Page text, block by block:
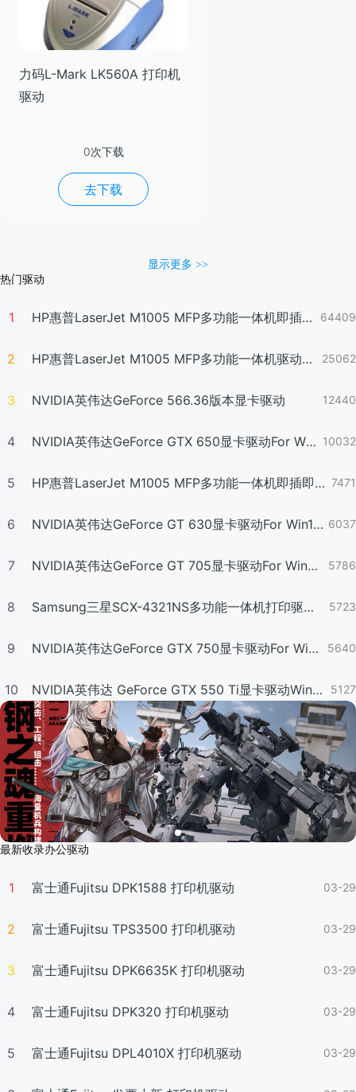
力码L-Mark LK560A 打印机
驱动
0次下载
去下载
显示更多 >>
热门驱动
1 HP惠普LaserJet M1005 MFP多功能一体机即插即用驱动20070326版For Win7 64409
2 HP惠普LaserJet M1005 MFP多功能一体机驱动20060913版For Win2000/XP 25062
3 NVIDIA英伟达GeForce 566.36版本显卡驱动 12440
4 NVIDIA英伟达GeForce GTX 650显卡驱动For Win10-64 10032
5 HP惠普LaserJet M1005 MFP多功能一体机即插即用驱动20070326版For Vista 7471
6 NVIDIA英伟达GeForce GT 630显卡驱动For Win10-32 6037
7 NVIDIA英伟达GeForce GT 705显卡驱动For Win7-32/Win8-32/Win8.1-32 5786
8 Samsung三星SCX-4321NS多功能一体机打印驱动3.11.60.00:04版For WinXP-32/WinXP-64/Vista-32/Vista-64/Win7-32/Win7-64（2012年8月30日发布） 5723
9 NVIDIA英伟达GeForce GTX 750显卡驱动For Win7-32/Win8-32/Win8.1-32 5640
10 NVIDIA英伟达 GeForce GTX 550 Ti显卡驱动Win7 64/Win8 64/Win8.1 64 5127
最新收录办公驱动
1 富士通Fujitsu DPK1588 打印机驱动 03-29
2 富士通Fujitsu TPS3500 打印机驱动 03-29
3 富士通Fujitsu DPK6635K 打印机驱动 03-29
4 富士通Fujitsu DPK320 打印机驱动 03-29
5 富士通Fujitsu DPL4010X 打印机驱动 03-29